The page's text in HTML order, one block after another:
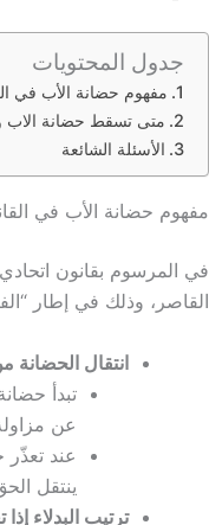
جدول المحتويات
مفهوم حضانة الأب في
متى تسقط حضانة الاب
الأسئلة الشائعة
مفهوم حضانة الأب في
القاصر، وذلك في إطار
انتقال الحضانة
تبدأ
عن
عند
ينتقل
ترتيب البدلاء